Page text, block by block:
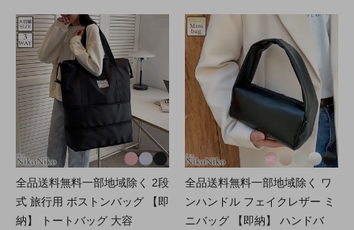
全品送料無料一部地域除く 2段
式 旅行用 ボストンバッグ 【即
納】 トートバッグ 大容
全品送料無料一部地域除く ワ
ンハンドル フェイクレザー ミ
ニバッグ 【即納】 ハンドバ